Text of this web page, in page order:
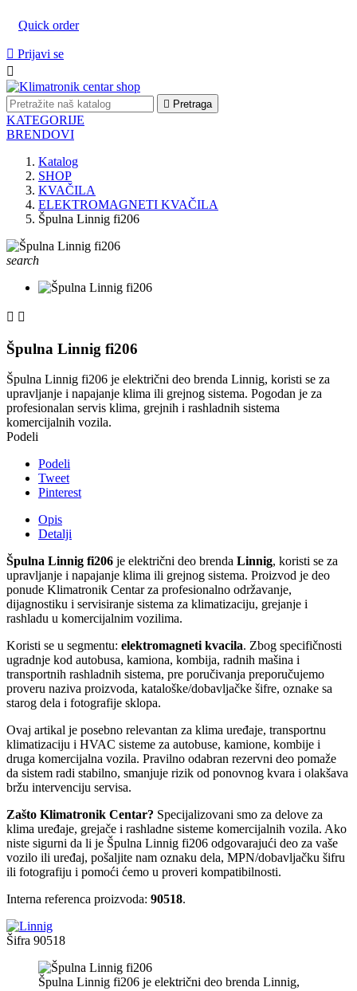
Quick order
 Prijavi se

 Pretraga
KATEGORIJE
BRENDOVI
Katalog
SHOP
KVAČILA
ELEKTROMAGNETI KVAČILA
Špulna Linnig fi206
search
 
Špulna Linnig fi206
Špulna Linnig fi206 je električni deo brenda Linnig, koristi se za
upravljanje i napajanje klima ili grejnog sistema. Pogodan je za
profesionalan servis klima, grejnih i rashladnih sistema
komercijalnih vozila.
Podeli
Podeli
Tweet
Pinterest
Opis
Detalji
Špulna Linnig fi206 je električni deo brenda Linnig, koristi se za
upravljanje i napajanje klima ili grejnog sistema. Proizvod je deo
ponude Klimatronik Centar za profesionalno održavanje,
dijagnostiku i servisiranje sistema za klimatizaciju, grejanje i
rashladu u komercijalnim vozilima.
Koristi se u segmentu: elektromagneti kvacila. Zbog specifičnosti
ugradnje kod autobusa, kamiona, kombija, radnih mašina i
transportnih rashladnih sistema, pre poručivanja preporučujemo
proveru naziva proizvoda, kataloške/dobavljačke šifre, oznake sa
starog dela i fotografije sklopa.
Ovaj artikal je posebno relevantan za klima uređaje, transportnu
klimatizaciju i HVAC sisteme za autobuse, kamione, kombije i
druga komercijalna vozila. Pravilno odabran rezervni deo pomaže
da sistem radi stabilno, smanjuje rizik od ponovnog kvara i olakšava
bržu intervenciju servisa.
Zašto Klimatronik Centar? Specijalizovani smo za delove za
klima uređaje, grejače i rashladne sisteme komercijalnih vozila. Ako
niste sigurni da li je Špulna Linnig fi206 odgovarajući deo za vaše
vozilo ili uređaj, pošaljite nam oznaku dela, MPN/dobavljačku šifru
ili fotografiju i pomoći ćemo u proveri kompatibilnosti.
Interna referenca proizvoda: 90518.
Šifra 90518
Špulna Linnig fi206 je električni deo brenda Linnig,